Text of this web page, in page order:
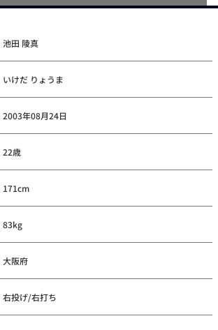
池田 陵真
いけだ りょうま
2003年08月24日
22歳
171cm
83kg
大阪府
右投げ/右打ち